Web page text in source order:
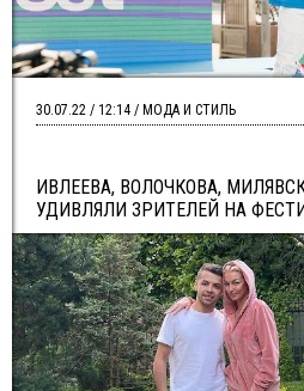
ИВЛЕЕВА, ВОЛОЧКОВА,
УДИВЛЯЛИ ЗРИТЕЛЕЙ НА
30.07.22 / 12:14 / МОДА И СТИЛЬ